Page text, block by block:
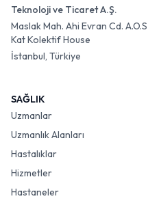
Teknoloji ve Ticaret A.Ş.
Maslak Mah. Ahi Evran Cd.
Kat Kolektif House
İstanbul, Türkiye
SAĞLIK
Uzmanlar
Uzmanlık Alanları
Hastalıklar
Hizmetler
Hastaneler